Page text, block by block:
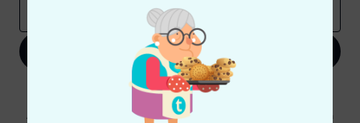
Jetzt anmelden
Mit Klick auf „Jetzt anmelden“ stimmen Sie dem Erhalt von E-Mail-
Werbung und einer Messung des E-Mail-Nutzungsverhaltens zu. Die
Abmeldung ist jederzeit möglich. Weitere Informationen finden Sie in